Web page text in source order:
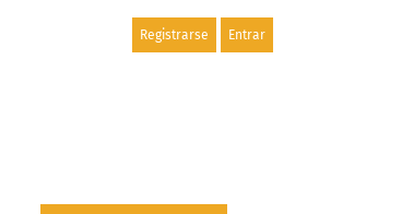
Registrarse Entrar